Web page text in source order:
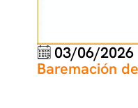
03/06/2026
Baremación